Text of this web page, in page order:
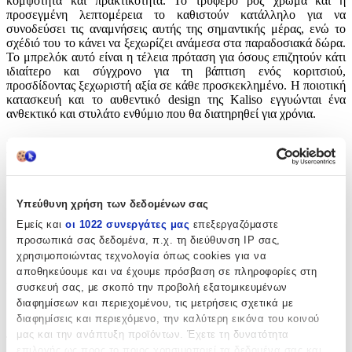
Υπεύθυνη χρήση των δεδομένων σας
Εμείς και οι 1022 συνεργάτες μας επεξεργαζόμαστε
προσωπικά σας δεδομένα, π.χ. τη διεύθυνση IP σας,
χρησιμοποιώντας τεχνολογία όπως cookies για να
αποθηκεύουμε και να έχουμε πρόσβαση σε πληροφορίες στη
συσκευή σας, με σκοπό την προβολή εξατομικευμένων
διαφημίσεων και περιεχομένου, τις μετρήσεις σχετικά με
διαφημίσεις και περιεχόμενο, την καλύτερη εικόνα του κοινού
μας και την ανάπτυξη προϊόντων. Έχετε τη δυνατότητα
προσεγμένη λεπτομέρεια το καθιστούν κατάλληλο για να
συνοδεύσει τις αναμνήσεις αυτής της σημαντικής μέρας, ενώ το
σχέδιό του το κάνει να ξεχωρίζει ανάμεσα στα παραδοσιακά δώρα.
Το μπρελόκ αυτό είναι η τέλεια πρόταση για όσους επιζητούν κάτι
ιδιαίτερο και σύγχρονο για τη βάπτιση ενός κοριτσιού,
προσδίδοντας ξεχωριστή αξία σε κάθε προσκεκλημένο. Η ποιοτική
κατασκευή και το αυθεντικό design της Kaliso εγγυώνται ένα
ανθεκτικό και στυλάτο ενθύμιο που θα διατηρηθεί για χρόνια.
Χαρακτηριστικά
Κατασκευαστής:
Kaliso
Είδος
Μπρελόκ
Σχέδιο:
Κωνσταντινάτο
Τεμάχια: